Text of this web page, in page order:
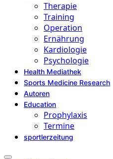
Therapie
Training
Operation
Ernährung
Kardiologie
Psychologie
Health Mediathek
Sports Medicine Research
Autoren
Education
Prophylaxis
Termine
sportlerzeitung